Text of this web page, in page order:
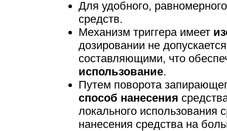
Для удобного,
средств.
Механизм триггера имеет
дозировании не
составляющими, что
использование.
Путем поворота
способ нанесения
локального использования
нанесения средства на